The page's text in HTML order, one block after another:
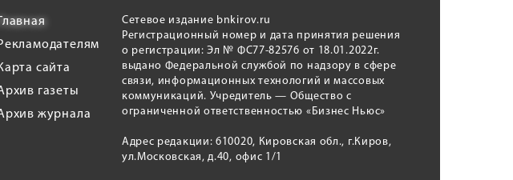
сайта
газеты
журнала
Сетевое издание bnkirov.ru
Регистрационный номер и дата принятия решения
о регистрации: Эл № ФС77-82576 от 18.01.2022г.
выдано Федеральной службой по надзору в сфере
связи, информационных технологий и массовых
коммуникаций. Учредитель — Общество с
ограниченной ответственностью «Бизнес Ньюс»
Адрес редакции: 610020, Кировская обл., г.Киров,
ул.Московская, д.40, офис 1/1